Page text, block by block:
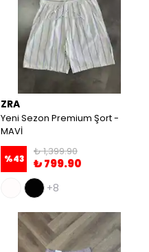
ZRA
Yeni Sezon Premium Şort -
MAVİ
%43
₺ 1,399.90
₺ 799.90
+8